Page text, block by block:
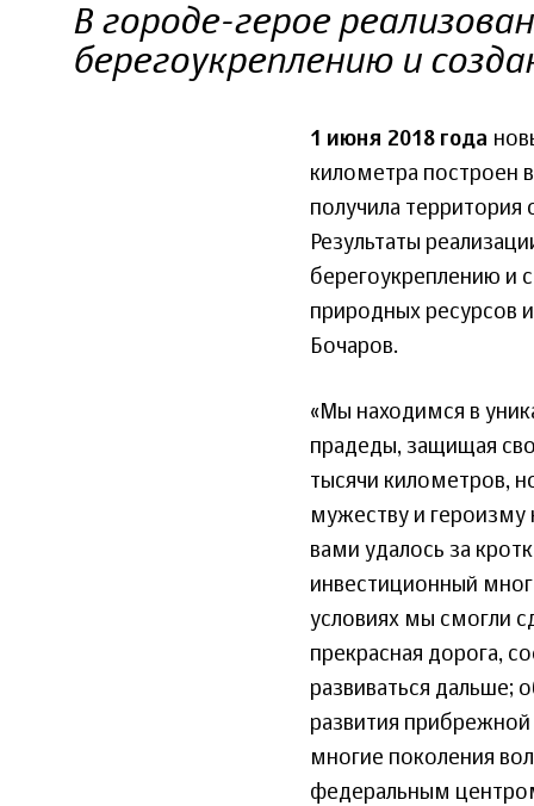
В городе-герое
берегоукреплению и
1 июня 2018 года
километра построен
получила территория
Результаты
берегоукреплению и
природных ресурсов
Бочаров.
«Мы находимся в
прадеды, защищая
тысячи километров,
мужеству и
вами удалось за
инвестиционный
условиях мы смогли
прекрасная дорога,
развиваться дальше;
развития
многие поколения
федеральным